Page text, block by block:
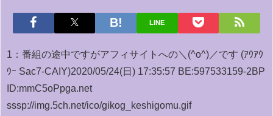
LINE
1： 番組の途中ですがアフィサイトへの＼(^o^)／です (ｱｳｱｳ
ｳｰ Sac7-CAIY)2020/05/24(日) 17:35:57 BE:597533159-2BP
ID:mmC5oPpga.net
sssp://img.5ch.net/ico/gikog_keshigomu.gif